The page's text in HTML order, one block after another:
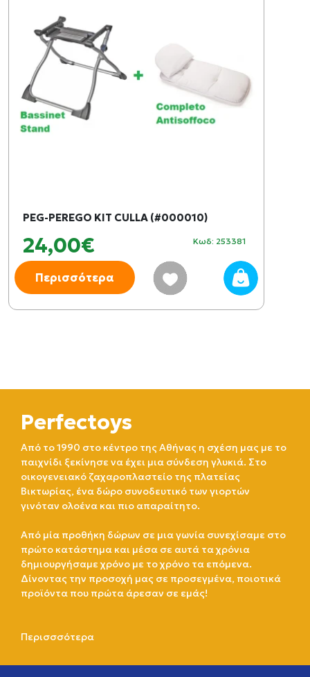
PEG-PEREGO KIT CULLA (#000010)
24,00€ Κωδ: 253381
Περισσότερα
Perfectoys
Από το 1990 στο κέντρο της Αθήνας η σχέση μας με το
παιχνίδι ξεκίνησε να έχει μια σύνδεση γλυκιά. Στο
οικογενειακό ζαχαροπλαστείο της πλατείας
Βικτωρίας, ένα δώρο συνοδευτικό των γιορτών
γινόταν ολοένα και πιο απαραίτητο.
Από μία προθήκη δώρων σε μια γωνία συνεχίσαμε στο
πρώτο κατάστημα και μέσα σε αυτά τα χρόνια
δημιουργήσαμε χρόνο με το χρόνο τα επόμενα.
Δίνοντας την προσοχή μας σε προσεγμένα, ποιοτικά
προϊόντα που πρώτα άρεσαν σε εμάς!
Περισσσότερα